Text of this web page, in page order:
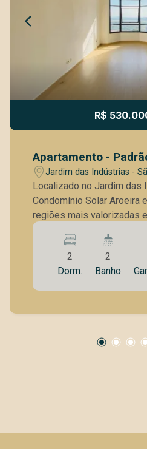
R$
Apartamento -
Jardim das Indústrias -
Campos/SP
Localizado no Jardim das
Condomínio Solar Aroeira
regiões mais valorizadas
oeste de São José dos
infraestrutura
mobilidade. O entorno
de comércios e serviços
supermercados,
necessidade de grandes
rápido à Via Oeste e às
conexão com toda a cidade. Características
2
Dorm.
2
Banho